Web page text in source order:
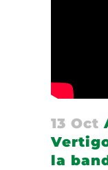
13 Oct
la